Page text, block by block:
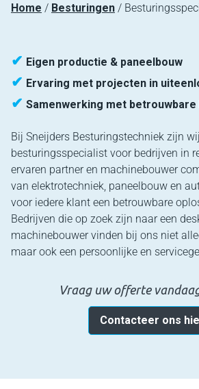
Home Besturingen
Bij Sneijders Besturingstechniek zijn
besturingsspecialist voor bedrijven in
ervaren partner en machinebouwer
van elektrotechniek, paneelbouw en
voor iedere klant een betrouwbare
Bedrijven die op zoek zijn naar een
machinebouwer vinden bij ons niet
maar ook een persoonlijke en
✔ Eigen productie & paneelbouw
✔ Ervaring met projecten in
✔ Samenwerking met
Vraag uw offerte
Contacteer ons